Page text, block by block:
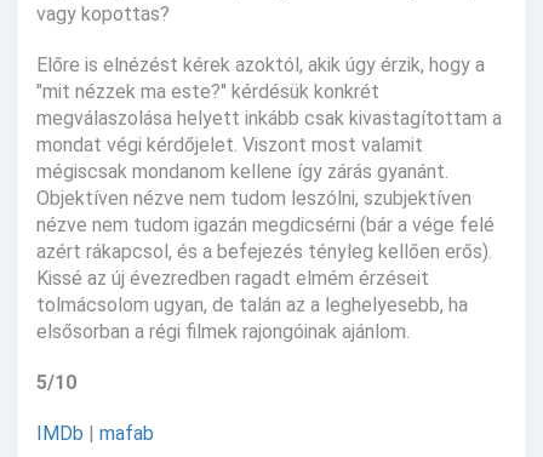
vagy kopottas?
Előre is elnézést kérek azoktól, akik úgy érzik, hogy a
"mit nézzek ma este?" kérdésük konkrét
megválaszolása helyett inkább csak kivastagítottam a
mondat végi kérdőjelet. Viszont most valamit
mégiscsak mondanom kellene így zárás gyanánt.
Objektíven nézve nem tudom leszólni, szubjektíven
nézve nem tudom igazán megdicsérni (bár a vége felé
azért rákapcsol, és a befejezés tényleg kellően erős).
Kissé az új évezredben ragadt elmém érzéseit
tolmácsolom ugyan, de talán az a leghelyesebb, ha
elsősorban a régi filmek rajongóinak ajánlom.
5/10
IMDb | mafab